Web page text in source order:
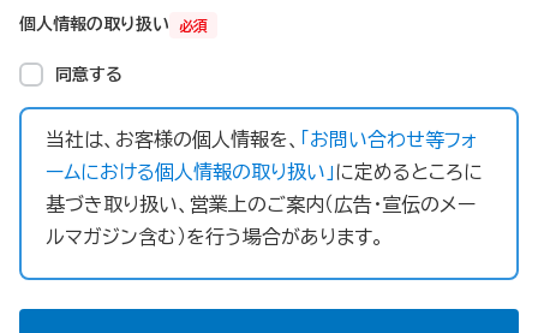
必須
個人情報の取り扱い
同意する
当社は、お客様の個人情報を、
「お問い合わせ等フォ
ームにおける個人情報の取り扱い」に定めるところに
基づき取り扱い、営業上のご案内（広告・宣伝のメー
ルマガジン含む）を行う場合があります。